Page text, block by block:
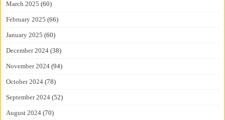
March 2025 (60)
February 2025 (66)
January 2025 (60)
December 2024 (38)
November 2024 (94)
October 2024 (78)
September 2024 (52)
August 2024 (70)